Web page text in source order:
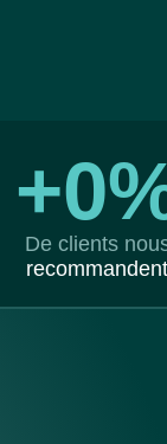
+0
De clients
recommandent